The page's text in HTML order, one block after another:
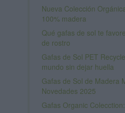
Nueva Colección
100% madera
Qué gafas de sol te
de rostro
Gafas de Sol PET
mundo sin dejar huella
Gafas de Sol de Madera
Novedades 2025
Gafas Organic